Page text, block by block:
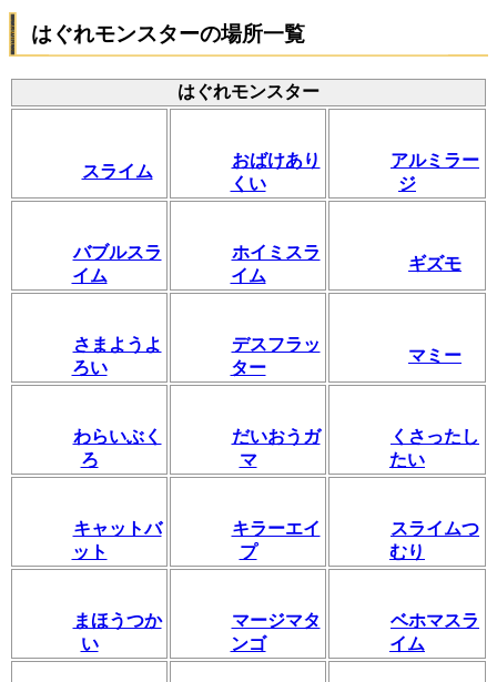
はぐれモンスターの場所一覧
はぐれモンスター
スライム
おばけあり
くい
アルミラー
ジ
バブルスラ
イム
ホイミスラ
イム
ギズモ
さまようよ
ろい
デスフラッ
ター
マミー
わらいぶく
ろ
だいおうガ
マ
くさったし
たい
キャットバ
ット
キラーエイ
プ
スライムつ
むり
まほうつか
い
マージマタ
ンゴ
ベホマスラ
イム